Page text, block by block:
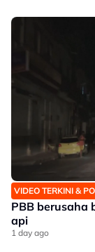
VIDEO TERKINI &
PBB berusaha
api
1 day ago